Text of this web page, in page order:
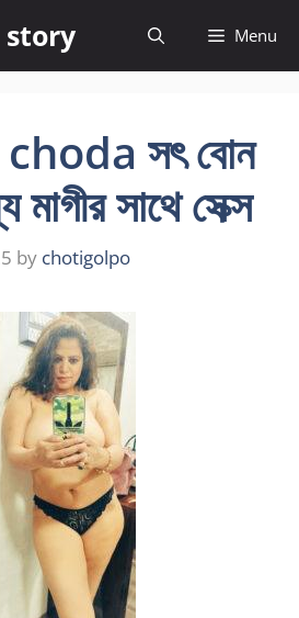
story Menu
সৎ বোন
সাথে সেক্স
by chotigolpo